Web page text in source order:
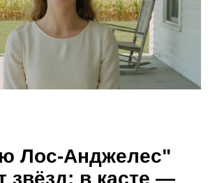
Лос-Анджелес"